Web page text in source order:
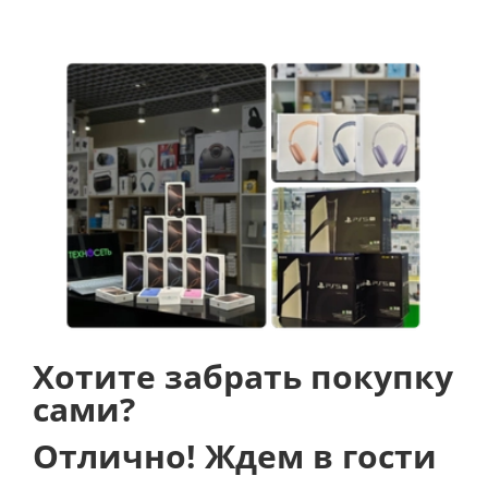
Хотите забрать покупку
сами?
Отлично! Ждем в гости